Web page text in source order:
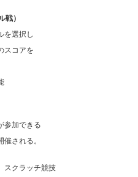
）
を選択し
スコアを
が参加できる
される。
スクラッチ競技